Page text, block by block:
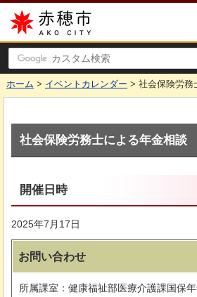
赤穂市
ホーム > イベントカレンダー > 社会保険労務
社会保険労務士による年金相談
開催日時
2025年7月17日
お問い合わせ
所属課室：健康福祉部医療介護課国保